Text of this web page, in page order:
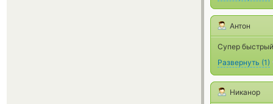
Антон
Супер
Развернуть (1)
Никанор